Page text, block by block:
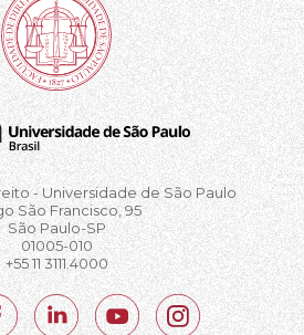
- Universidade de São Paulo
São Francisco, 95
São Paulo-SP
01005-010
+55 11 3111.4000